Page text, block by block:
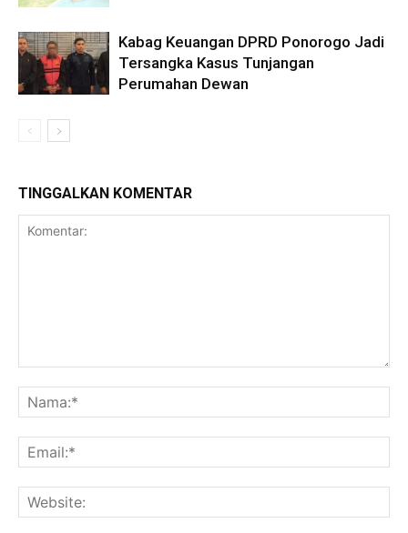
Kabag Keuangan DPRD Ponorogo Jadi
Tersangka Kasus Tunjangan
Perumahan Dewan
TINGGALKAN KOMENTAR